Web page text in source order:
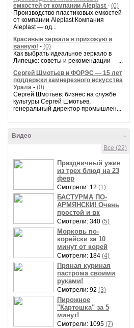
емкостей от компании Aleplast - (0)
Производство пластиковых емкостей
от компании Aleplast Компания
Aleplast — од...
Красивые зеркала в прихожую и
ванную! - (0)
Как выбрать идеальное зеркало в
Липецке: советы и рекомендации ...
Сергей Шмотьев и ФОРЭС — 15 лет
поддержки камнерезного искусства
Урала - (0)
Сергей Шмотьев: бизнес на службе
культуры Сергей Шмотьев,
генеральный директор промышлен...
-
Видео
Все (22)
Праздничный ужин
из трех блюд на 23
февр
Смотрели: 12 (1)
БАСТУРМА ПО-
АРМЯНСКИ! Очень
простой и вк
Смотрели: 340 (5)
Морковь по-
корейски за 10
минут от корей
Смотрели: 184 (4)
Пряная куриная
пастрома своими
руками!
Смотрели: 92 (3)
Пирожное
"Картошка" за 5
минут!
Смотрели: 1095 (7)